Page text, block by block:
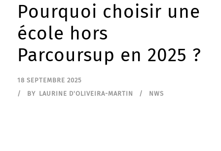
Pourquoi choisir une
école hors
Parcoursup en 2025 ?
18 SEPTEMBRE 2025
BY LAURINE D'OLIVEIRA-MARTIN NWS